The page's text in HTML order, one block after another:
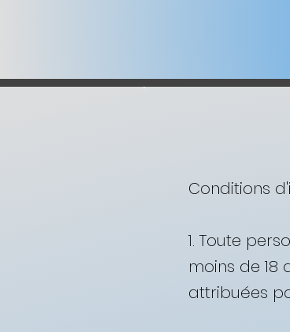
Conditions
1. Toute
moins de
attribuées